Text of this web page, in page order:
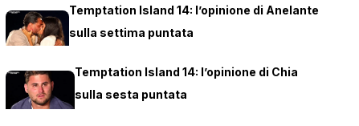
Temptation Island 14: l’opinione di Anelante
sulla settima puntata
Temptation Island 14: l’opinione di Chia
sulla sesta puntata